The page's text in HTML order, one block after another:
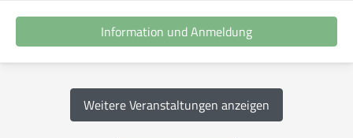
Information und Anmeldung
Weitere Veranstaltungen anzeigen